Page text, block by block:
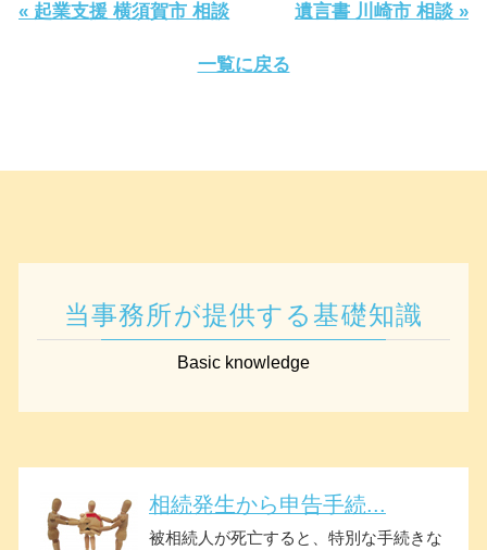
« 起業支援 横須賀市 相談 遺言書 川崎市 相談 »
一覧に戻る
当事務所が提供する基礎知識
Basic knowledge
相続発生から申告手続...
被相続人が死亡すると、特別な手続きな